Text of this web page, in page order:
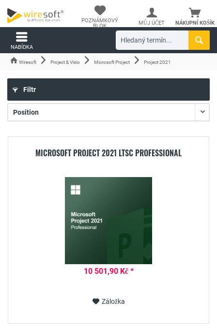
NÁKUPNÍ KOŠÍK
POZNÁMKOVÝ
BLOK
MŮJ ÚČET
NABÍDKA
Wiresoft Project & Visio Microsoft Project Project 2021
Filtr
MICROSOFT PROJECT 2021 LTSC PROFESSIONAL
10 501,90 Kč *
Záložka